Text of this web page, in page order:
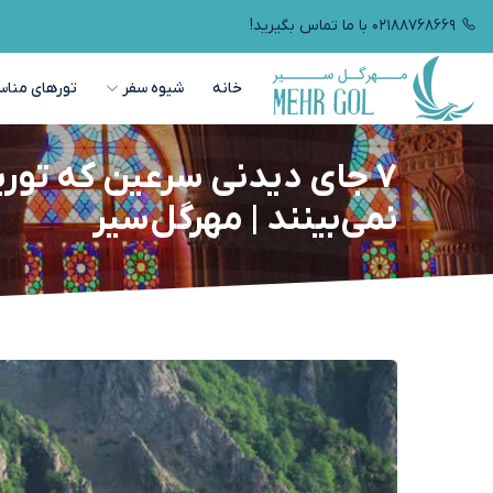
۰۲۱۸۸۷۶۸۶۶۹ با ما تماس بگیرید!
خانه شیوه سفر تورهای
۷ جای دیدنی سرعین که
نمی‌بینند | مهرگل‌سیر